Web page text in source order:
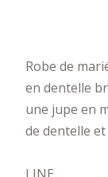
Robe de
en dentelle
une jupe en
de dentelle
LINE